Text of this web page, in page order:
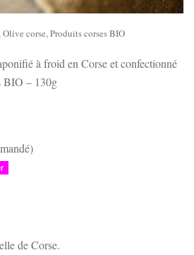
Olive corse,Produits corses BIO
à froid en Corse et confectionné
BIO – 130g
de Corse.